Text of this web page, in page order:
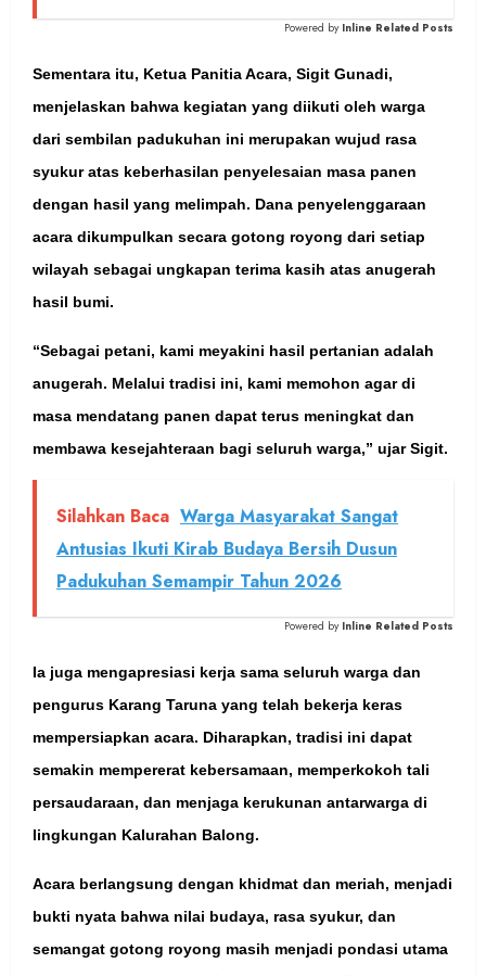
Powered by Inline Related Posts
Sementara itu, Ketua Panitia Acara, Sigit Gunadi,
menjelaskan bahwa kegiatan yang diikuti oleh warga
dari sembilan padukuhan ini merupakan wujud rasa
syukur atas keberhasilan penyelesaian masa panen
dengan hasil yang melimpah. Dana penyelenggaraan
acara dikumpulkan secara gotong royong dari setiap
wilayah sebagai ungkapan terima kasih atas anugerah
hasil bumi.
“Sebagai petani, kami meyakini hasil pertanian adalah
anugerah. Melalui tradisi ini, kami memohon agar di
masa mendatang panen dapat terus meningkat dan
membawa kesejahteraan bagi seluruh warga,” ujar Sigit.
Silahkan Baca Warga Masyarakat Sangat
Antusias Ikuti Kirab Budaya Bersih Dusun
Padukuhan Semampir Tahun 2026
Powered by Inline Related Posts
Ia juga mengapresiasi kerja sama seluruh warga dan
pengurus Karang Taruna yang telah bekerja keras
mempersiapkan acara. Diharapkan, tradisi ini dapat
semakin mempererat kebersamaan, memperkokoh tali
persaudaraan, dan menjaga kerukunan antarwarga di
lingkungan Kalurahan Balong.
Acara berlangsung dengan khidmat dan meriah, menjadi
bukti nyata bahwa nilai budaya, rasa syukur, dan
semangat gotong royong masih menjadi pondasi utama